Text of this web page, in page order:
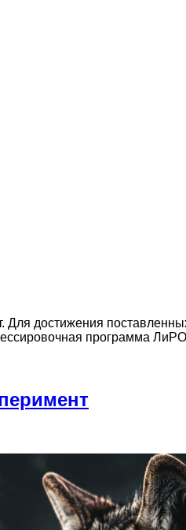
Для достижения
программа